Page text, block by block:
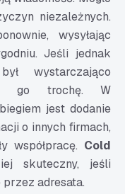
niezależnych.
wysyłając
Jeśli jednak
wystarczająco
go trochę. W
jest dodanie
o innych firmach,
współpracę. Cold
skuteczny, jeśli
adresata.